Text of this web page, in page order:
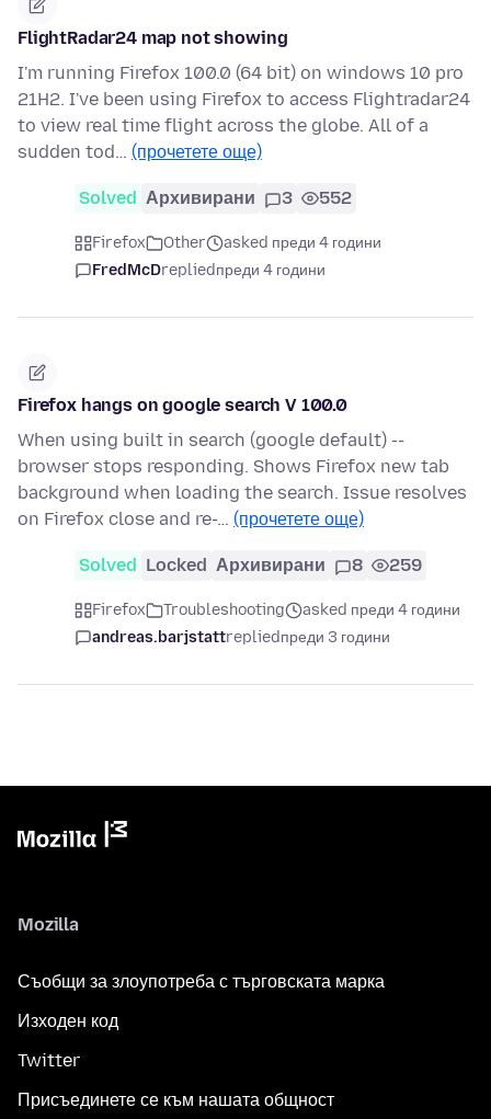
FlightRadar24 map not showing
I'm running Firefox 100.0 (64 bit) on windows 10 pro
21H2. I've been using Firefox to access Flightradar24
to view real time flight across the globe. All of a
sudden tod… (прочетете още)
Solved Архивирани 3 552
Firefox Other
asked преди 4 години
FredMcDrepliedпреди 4 години
Firefox hangs on google search V 100.0
When using built in search (google default) --
browser stops responding. Shows Firefox new tab
background when loading the search. Issue resolves
on Firefox close and re-… (прочетете още)
Solved Locked Архивирани 8 259
Firefox Troubleshooting
asked преди 4 години
andreas.barjstattrepliedпреди 3 години
Mozilla
Съобщи за злоупотреба с търговската марка
Изходен код
Twitter
Присъединете се към нашата общност